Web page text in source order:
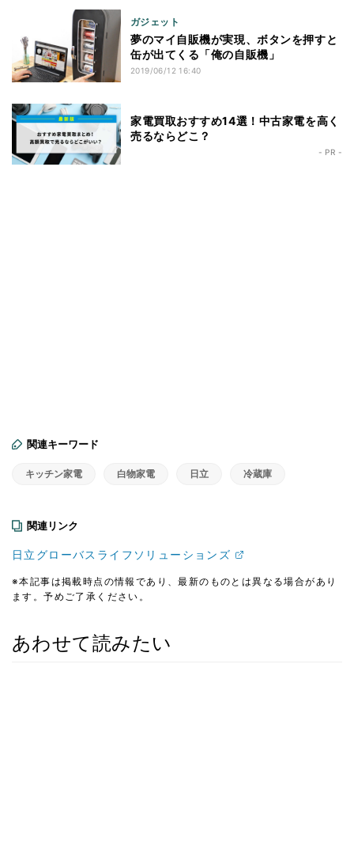
ガジェット
夢のマイ自販機が実現、ボタンを押すと
缶が出てくる「俺の自販機」
2019/06/12 16:40
家電買取おすすめ14選！中古家電を高く
売るならどこ？
- PR -
関連キーワード
キッチン家電 白物家電 日立 冷蔵庫
関連リンク
日立グローバスライフソリューションズ
※本記事は掲載時点の情報であり、最新のものとは異なる場合があり
ます。予めご了承ください。
あわせて読みたい